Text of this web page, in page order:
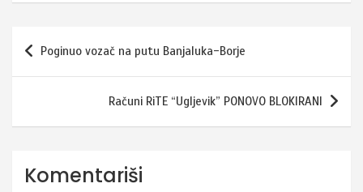
Navigacija
članaka
Poginuo vozač na putu Banjaluka-Borje
Računi RiTE “Ugljevik” PONOVO BLOKIRANI
Komentariši